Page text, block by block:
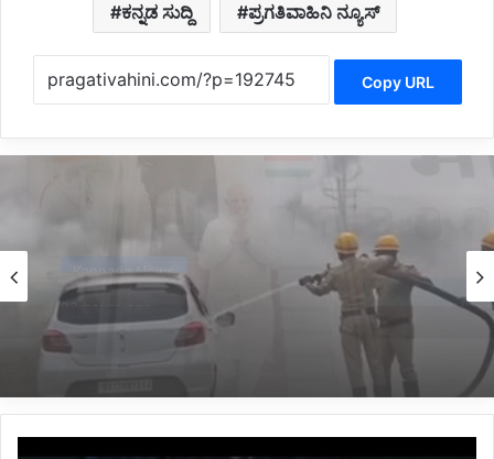
ಕನ್ನಡ ಸುದ್ದಿ ಪ್ರಗತಿವಾಹಿನಿ ನ್ಯೂಸ್
Copy URL
1 day ago
*ಯಮಕನಮರ್ಡಿ ರಾಷ್ಟ್ರೀಯ ಹೆದ್ದಾರಿ ಬಳಿ ಹೊತ್ತಿ ಉರಿದ
ಕಾರು*